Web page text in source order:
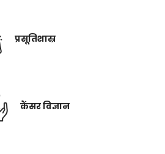
प्रसूतिशास्र
कैंसर विज्ञान